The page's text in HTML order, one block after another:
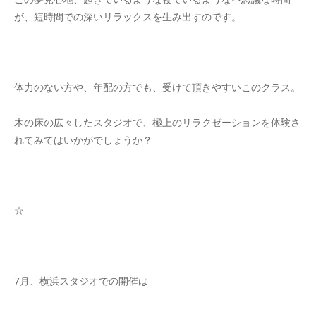
が、短時間での深いリラックスを生み出すのです。
体力のない方や、年配の方でも、受けて頂きやすいこのクラス。
木の床の広々したスタジオで、極上のリラクゼーションを体験さ
れてみてはいかがでしょうか？
☆
7月、横浜スタジオでの開催は